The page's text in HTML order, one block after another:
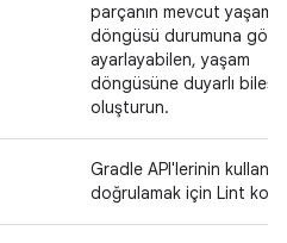
parçanın mevcut yaşam
döngüsü durumuna göre
ayarlayabilen, yaşam
döngüsüne duyarlı
oluşturun.
Gradle API'lerinin
doğrulamak için Lint